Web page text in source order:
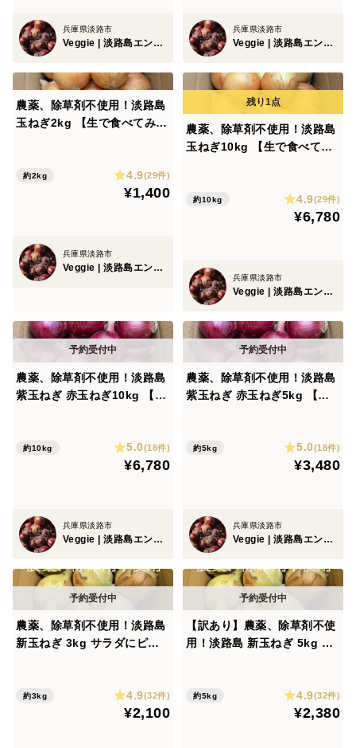
産地の特徴
玉ねぎの産地として知られる、兵庫県・淡路島産です。
甘みや風味のある味わいを、ぜひご家庭でお楽しみくだ
さい。
「サラダの彩りが良くなった」「甘酢漬けにしたらおい
デアやご感想をレビューやコメントでお聞かせいただけ
ると嬉しいです。
また、「お気に入り登録」をしていただくと、次回の収
穫や販売再開のお知らせを受け取りやすくなります。
今後とも、淡路島の玉ねぎをどうぞよろしくお願いいた
兵庫県淡路市
Veggie | 淡路島エンジニア農家
兵庫県淡路市
Veggie | 淡路島エンジニア農家
農薬、除草剤不使用！淡路島
玉ねぎ2kg 【生で食べてみ
路島の完熟玉ねぎ【夏ギフ
約2kg 4.9(29件)
¥1,400
兵庫県淡路市
Veggie | 淡路島エンジニア農家
農薬、除草剤不使用！淡路島
玉ねぎ10kg 【生で食べてみ
路島の完熟玉ねぎ【夏ギフ
約10kg 4.9(29件)
¥6,780
兵庫県淡路市
Veggie | 淡路島エンジニア農家
農薬、除草剤不使用！淡路島
紫玉ねぎ 赤玉ねぎ10kg 【彩
約10kg 5.0(18件)
¥6,780
兵庫県淡路市
Veggie | 淡路島エンジニア農家
農薬、除草剤不使用！淡路島
紫玉ねぎ 赤玉ねぎ5kg 【彩
約5kg 5.0(18件)
¥3,480
兵庫県淡路市
Veggie | 淡路島エンジニア農家
農薬、除草剤不使用！淡路島
新玉ねぎ 3kg サラダにピッ
約3kg 4.9(32件)
¥2,100
【訳あり】農薬、除草剤不使
用！淡路島 新玉ねぎ 5kg サ
賞味あれ。
約5kg 4.9(32件)
¥2,380